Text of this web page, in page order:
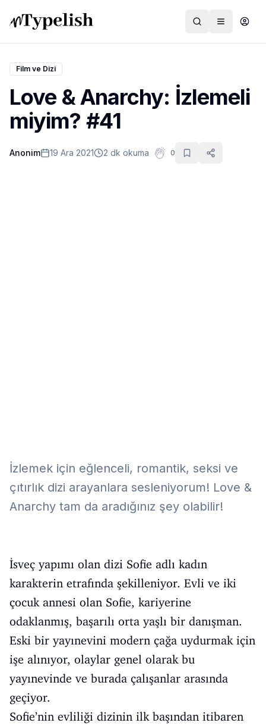
Dünya
Film ve Dizi
Kültür ve Sanat
Film ve Dizi
Love & Anarchy: İzlemeli
miyim? #41
Anonim 19 Ara 2021 2 dk okuma 0
İzlemek için eğlenceli, romantik, seksi ve
çıtırlık dizi arayanlara sesleniyorum! Love &
Anarchy tam da aradığınız şey olabilir!
İsveç yapımı olan dizi Sofie adlı kadın
karakterin etrafında şekilleniyor. Evli ve iki
çocuk annesi olan Sofie, kariyerine
odaklanmış, başarılı orta yaşlı bir danışman.
Eski bir yayınevini modern çağa uydurmak için
işe alınıyor, olaylar genel olarak bu
yayınevinde ve burada çalışanlar arasında
geçiyor.
Sofie’nin evliliği dizinin ilk başından itibaren